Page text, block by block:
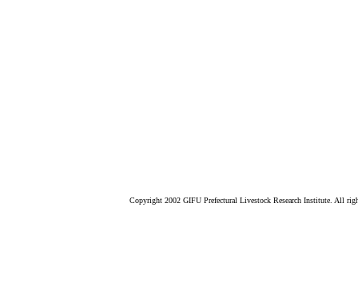
Copyright 2002 GIFU Prefectural Livestock Research Institute. All